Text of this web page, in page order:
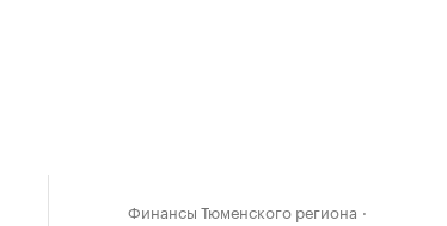
Финансы Тюменского региона